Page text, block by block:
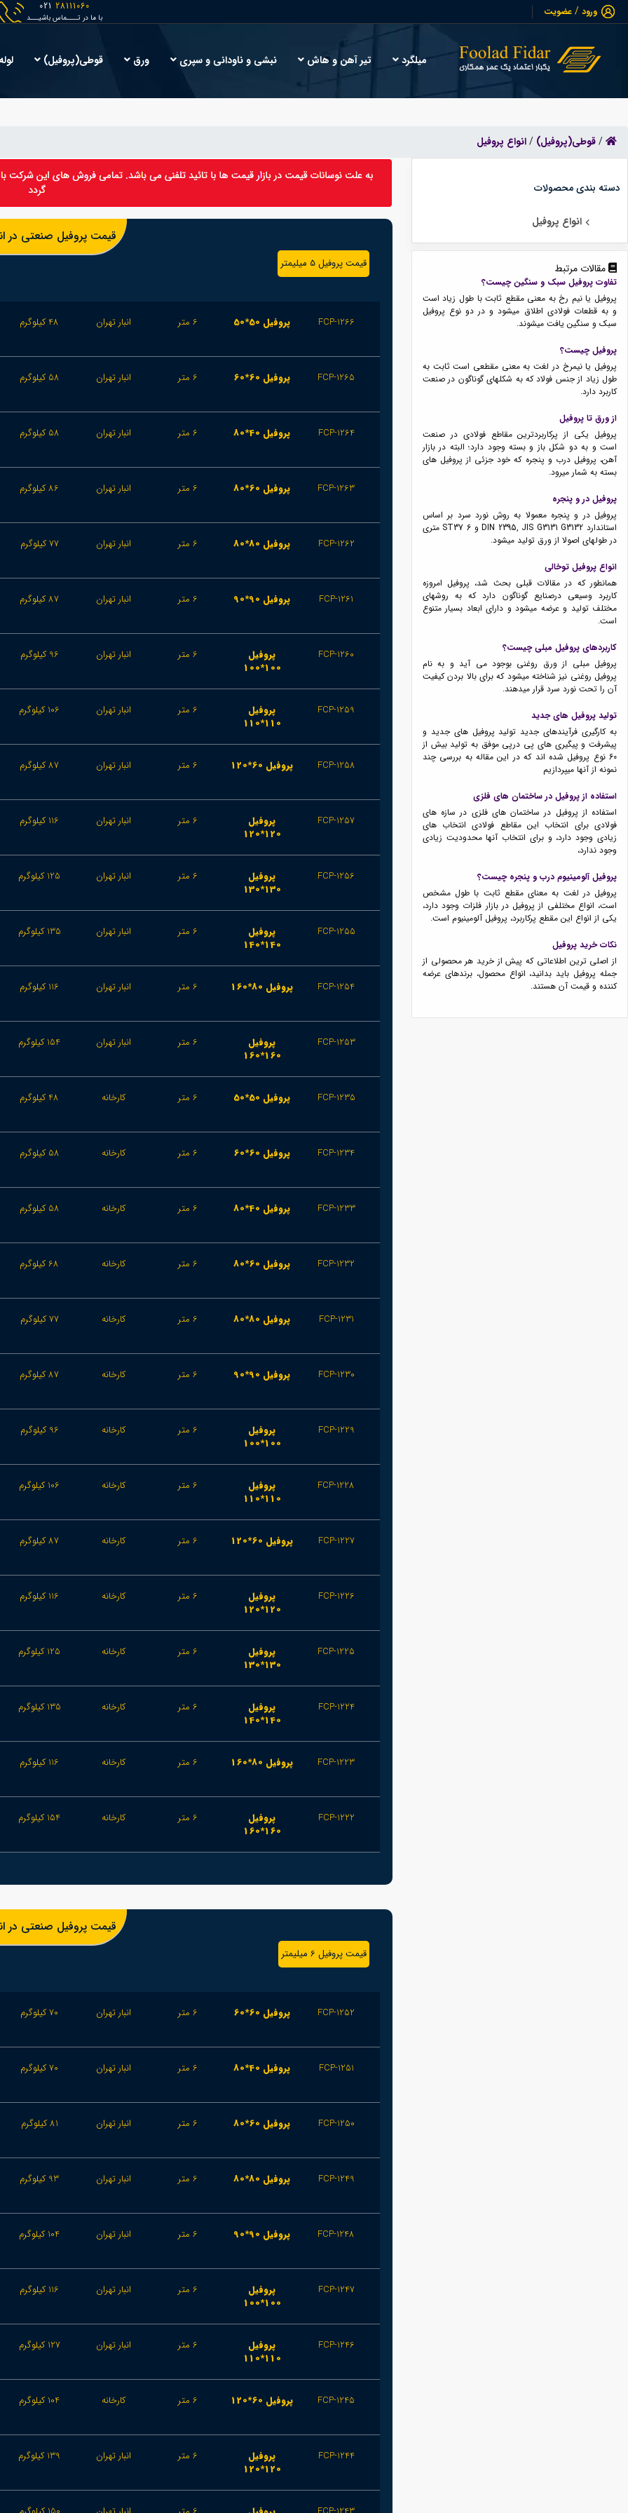
ورود / عضویت 021 28111060
با ما در تــــماس باشیـــد
میلگرد تیر آهن و هاش نبشی و ناودانی و سپری ورق قوطی(پروفیل) لوله
/قوطی(پروفیل) /انواع پروفیل
دسته بندی محصولات
انواع پروفیل
مقالات مرتبط
تفاوت پروفیل سبک و سنگین چیست؟
پروفیل یا نیم رخ به معنی مقطع ثابت با طول زیاد است
و به قطعات فولادی اطلاق میشود و در دو نوع پروفیل
سبک و سنگین یافت میشوند.
پروفیل چیست؟
پروفیل یا نیمرخ در لغت به معنی مقطعی است ثابت به
طول زیاد از جنس فولاد که به شکلهای گوناگون در صنعت
کاربرد دارد.
از ورق تا پروفیل
پروفیل یکی از پرکاربردترین مقاطع فولادی در صنعت
است و به دو شکل باز و بسته وجود دارد؛ البته در بازار
آهن، پروفیل درب و پنجره که خود جزئی از پروفیل های
بسته به شمار میرود.
پروفیل در و پنجره
پروفیل در و پنجره معمولا به روش نورد سرد بر اساس
استاندارد DIN 2395, JIS G3131 G3132 و ST37 6 متری
در طولهای اصولا از ورق تولید میشود.
انواع پروفیل توخالی
همانطور که در مقالات قبلی بحث شد، پروفیل امروزه
کاربرد وسیعی درصنایع گوناگون دارد که به روشهای
مختلف تولید و عرضه میشود و دارای ابعاد بسیار متنوع
است.
کاربردهای پروفیل مبلی چیست؟
پروفیل مبلی از ورق روغنی بوجود می آید و به نام
پروفیل روغنی نیز شناخته میشود که برای بالا بردن کیفیت
آن را تحت نورد سرد قرار میدهند.
تولید پروفیل های جدید
به کارگیری فرآیندهای جدید تولید پروفیل های جدید و
پیشرفت و پیگیری های پی درپی موفق به تولید بیش از
60 نوع پروفیل شده اند که در این مقاله به بررسی چند
نمونه از آنها میپردازیم
استفاده از پروفیل در ساختمان های فلزی
استفاده از پروفیل در ساختمان های فلزی در سازه های
فولادی برای انتخاب این مقاطع فولادی انتخاب های
زیادی وجود دارد، و برای انتخاب آنها محدودیت زیادی
وجود ندارد،
پروفیل آلومینیوم درب و پنجره چیست؟
پروفیل در لغت به معنای مقطع ثابت با طول مشخص
است، انواع مختلفی از پروفیل در بازار فلزات وجود دارد،
یکی از انواع این مقطع پرکاربرد، پروفیل آلومینیوم است.
نکات خرید پروفیل
از اصلی ترین اطلاعاتی که پیش از خرید هر محصولی از
جمله پروفیل باید بدانید، انواع محصول، برندهای عرضه
کننده و قیمت آن هستند.
قیمت پروفیل صنعتی در
قیمت پروفیل 5 میلیمتر
FCP-1266 پروفیل 50*50 6 متر انبار تهران 48 کیلوگرم
FCP-1265 پروفیل 60*60 6 متر انبار تهران 58 کیلوگرم
FCP-1264 پروفیل 40*80 6 متر انبار تهران 58 کیلوگرم
FCP-1263 پروفیل 60*80 6 متر انبار تهران 86 کیلوگرم
FCP-1262 پروفیل 80*80 6 متر انبار تهران 77 کیلوگرم
FCP-1261 پروفیل 90*90 6 متر انبار تهران 87 کیلوگرم
FCP-1260
پروفیل
100*100
6 متر انبار تهران 96 کیلوگرم
FCP-1259
پروفیل
110*110
6 متر انبار تهران 106 کیلوگرم
FCP-1258 پروفیل 60*120 6 متر انبار تهران 87 کیلوگرم
FCP-1257
پروفیل
120*120
6 متر انبار تهران 116 کیلوگرم
FCP-1256
پروفیل
130*130
6 متر انبار تهران 125 کیلوگرم
FCP-1255
پروفیل
140*140
6 متر انبار تهران 135 کیلوگرم
FCP-1254 پروفیل 80*160 6 متر انبار تهران 116 کیلوگرم
FCP-1253
پروفیل
160*160
6 متر انبار تهران 154 کیلوگرم
FCP-1235 پروفیل 50*50 6 متر کارخانه 48 کیلوگرم
FCP-1234 پروفیل 60*60 6 متر کارخانه 58 کیلوگرم
FCP-1233 پروفیل 40*80 6 متر کارخانه 58 کیلوگرم
FCP-1232 پروفیل 60*80 6 متر کارخانه 68 کیلوگرم
FCP-1231 پروفیل 80*80 6 متر کارخانه 77 کیلوگرم
FCP-1230 پروفیل 90*90 6 متر کارخانه 87 کیلوگرم
FCP-1229
پروفیل
100*100
6 متر کارخانه 96 کیلوگرم
FCP-1228
پروفیل
110*110
6 متر کارخانه 106 کیلوگرم
FCP-1227 پروفیل 60*120 6 متر کارخانه 87 کیلوگرم
FCP-1226
پروفیل
120*120
6 متر کارخانه 116 کیلوگرم
FCP-1225
پروفیل
130*130
6 متر کارخانه 125 کیلوگرم
FCP-1224
پروفیل
140*140
6 متر کارخانه 135 کیلوگرم
FCP-1223 پروفیل 80*160 6 متر کارخانه 116 کیلوگرم
FCP-1222
پروفیل
160*160
6 متر کارخانه 154 کیلوگرم
قیمت پروفیل صنعتی در
قیمت پروفیل 6 میلیمتر
FCP-1252 پروفیل 60*60 6 متر انبار تهران 70 کیلوگرم
FCP-1251 پروفیل 40*80 6 متر انبار تهران 70 کیلوگرم
FCP-1250 پروفیل 60*80 6 متر انبار تهران 81 کیلوگرم
FCP-1249 پروفیل 80*80 6 متر انبار تهران 93 کیلوگرم
FCP-1248 پروفیل 90*90 6 متر انبار تهران 104 کیلوگرم
FCP-1247
پروفیل
100*100
6 متر انبار تهران 116 کیلوگرم
FCP-1246
پروفیل
110*110
6 متر انبار تهران 127 کیلوگرم
FCP-1245 پروفیل 60*120 6 متر کارخانه 104 کیلوگرم
FCP-1244
پروفیل
120*120
6 متر انبار تهران 139 کیلوگرم